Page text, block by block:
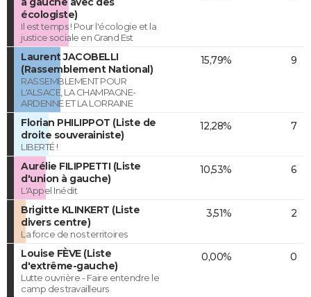
écologiste)
Il est temps ! Pour l'écologie et la
justice sociale en Grand Est
Laurent JACOBELLI
(Rassemblement National)
RASSEMBLEMENT POUR
L'ALSACE, LA CHAMPAGNE-
ARDENNE ET LA LORRAINE
15,79% 9
Florian PHILIPPOT (Liste de
droite souverainiste)
LIBERTÉ !
12,28% 7
Aurélie FILIPPETTI (Liste
d'union à gauche)
L'Appel Inédit
10,53% 6
Brigitte KLINKERT (Liste
divers centre)
La force de nos territoires
3,51% 2
Louise FÈVE (Liste
d'extrême-gauche)
Lutte ouvrière - Faire entendre le
camp des travailleurs
0,00% 0